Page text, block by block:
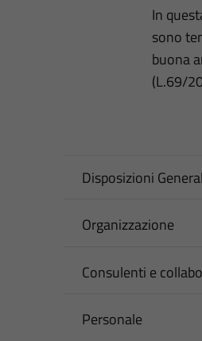
In
sono
buona
(L.69/
Disposizioni
Organizzazione
Consulenti e
Personale